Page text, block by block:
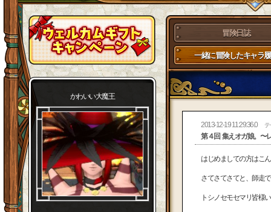
かわいい大魔王
冒険日誌
一緒に冒険したキャラ
2013-12-19 11:29:36.0 テ
第４回 集えオガ娘。〜
はじめましての方はこん
さてさてさてと、師走
トシノセモセマリ皆様